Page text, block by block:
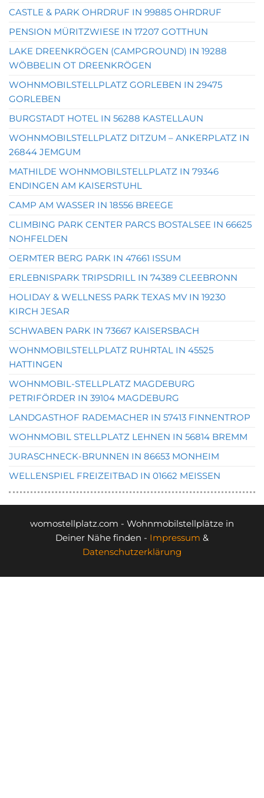
CASTLE & PARK OHRDRUF IN 99885 OHRDRUF
PENSION MÜRITZWIESE IN 17207 GOTTHUN
LAKE DREENKRÖGEN (CAMPGROUND) IN 19288
WÖBBELIN OT DREENKRÖGEN
WOHNMOBILSTELLPLATZ GORLEBEN IN 29475
GORLEBEN
BURGSTADT HOTEL IN 56288 KASTELLAUN
WOHNMOBILSTELLPLATZ DITZUM – ANKERPLATZ IN
26844 JEMGUM
MATHILDE WOHNMOBILSTELLPLATZ IN 79346
ENDINGEN AM KAISERSTUHL
CAMP AM WASSER IN 18556 BREEGE
CLIMBING PARK CENTER PARCS BOSTALSEE IN 66625
NOHFELDEN
OERMTER BERG PARK IN 47661 ISSUM
ERLEBNISPARK TRIPSDRILL IN 74389 CLEEBRONN
HOLIDAY & WELLNESS PARK TEXAS MV IN 19230
KIRCH JESAR
SCHWABEN PARK IN 73667 KAISERSBACH
WOHNMOBILSTELLPLATZ RUHRTAL IN 45525
HATTINGEN
WOHNMOBIL-STELLPLATZ MAGDEBURG
PETRIFÖRDER IN 39104 MAGDEBURG
LANDGASTHOF RADEMACHER IN 57413 FINNENTROP
WOHNMOBIL STELLPLATZ LEHNEN IN 56814 BREMM
JURASCHNECK-BRUNNEN IN 86653 MONHEIM
WELLENSPIEL FREIZEITBAD IN 01662 MEISSEN
womostellplatz.com - Wohnmobilstellplätze in
Deiner Nähe finden - Impressum &
Datenschutzerklärung